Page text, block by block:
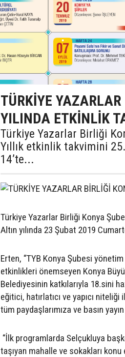
TÜRKİYE
YILINDA ETKİNLİK
Türkiye Yazarlar Birliği
Yıllık etkinlik takvimini
14’te...
Türkiye Yazarlar Birliği Konya
Altın yılında 23 Şubat 2019
Erten, “TYB Konya Şubesi
etkinlikleri önemseyen Konya
Belediyesinin katkılarıyla 18.sini
eğitici, hatırlatıcı ve yapıcı
tüm paydaşlarımıza ve basın
“İlk programlarda Selçukluya
taşıyan mahalle ve sokakları konu